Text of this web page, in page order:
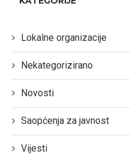
Lokalne organizacije
Nekategorizirano
Novosti
Saopćenja za javnost
Vijesti